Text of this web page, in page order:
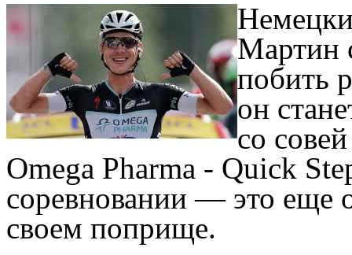
Мартин
побить
он
со
Omega Pharma - Quick
соревновании — это еще
своем поприще.